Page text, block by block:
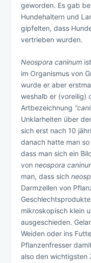
geworden. Es gab
Hundehaltern und
gipfelten, dass
vertrieben wurden.
Neospora caninum
im Organismus von
wurde er aber
weshalb er (voreilig)
Artbezeichnung
Unklarheiten über
sich erst nach 10
danach hatte man
dass man sich ein
vonneospora
man, dass sich
Darmzellen von
mikroskopisch klein
ausgeschieden.
Weiden oder ins
Pflanzenfresser
also den